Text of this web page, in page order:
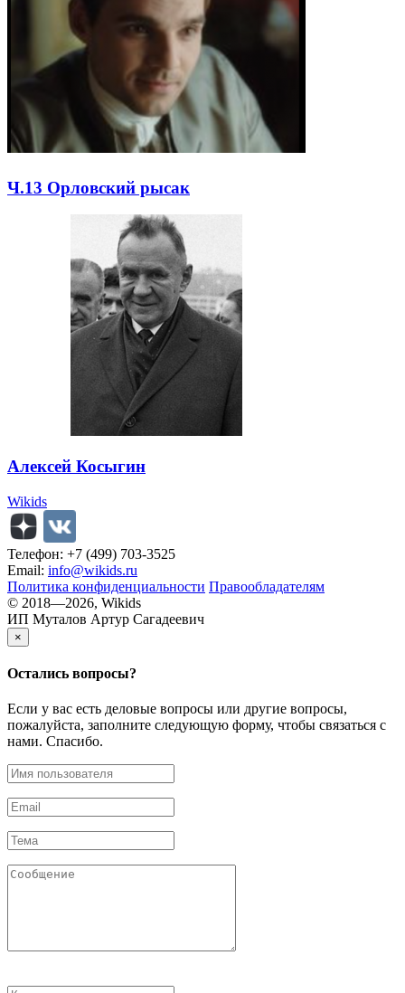
Ч.13 Орловский рысак
Алексей Косыгин
Wikids
Телефон: +7 (499) 703-3525
Email: info@wikids.ru
Политика конфиденциальности Правообладателям
© 2018—2026, Wikids
ИП Муталов Артур Сагадеевич
×
Остались вопросы?
Если у вас есть деловые вопросы или другие вопросы,
пожалуйста, заполните следующую форму, чтобы связаться с
нами. Спасибо.